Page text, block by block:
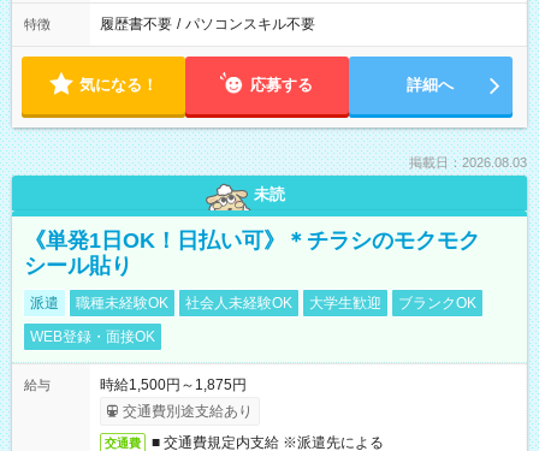
特徴 履歴書不要 / パソコンスキル不要
気になる！ 応募する 詳細へ
掲載日：2026.08.03
未読
《単発1日OK！日払い可》＊チラシのモクモク
シール貼り
派遣 職種未経験OK 社会人未経験OK 大学生歓迎
ブランクOK
WEB登録・面接OK
給与
時給1,500円～1,875円
交通費別途支給あり
交通費 ■ 交通費規定内支給 ※派遣先による